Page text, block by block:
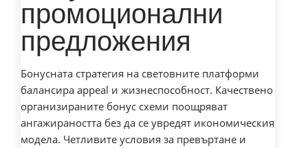
промоционални
предложения
Бонусната стратегия на световните платформи
балансира appeal и жизнеспособност. Качествено
организираните бонус схеми поощряват
ангажираността без да се увредят икономическия
модела. Четливите условия за превъртане и